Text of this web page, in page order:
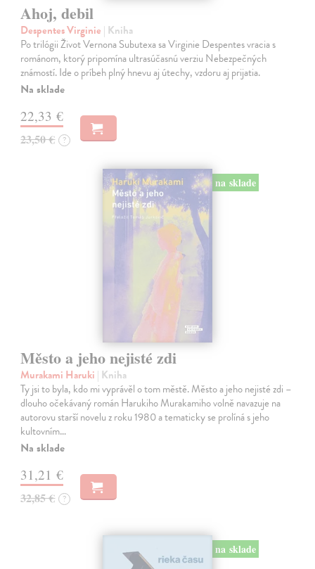
Ahoj, debil
Despentes Virginie | Kniha
Po trilógii Život Vernona Subutexa sa Virginie Despentes vracia s
románom, ktorý pripomína ultrasúčasnú verziu Nebezpečných
známostí. Ide o príbeh plný hnevu aj útechy, vzdoru aj prijatia.
Na sklade
22,33 €
23,50 € ?
na sklade
Město a jeho nejisté zdi
Murakami Haruki | Kniha
Ty jsi to byla, kdo mi vyprávěl o tom městě. Město a jeho nejisté zdi –
dlouho očekávaný román Harukiho Murakamiho volně navazuje na
autorovu starší novelu z roku 1980 a tematicky se prolíná s jeho
kultovním…
Na sklade
31,21 €
32,85 € ?
na sklade